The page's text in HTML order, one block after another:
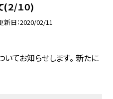
２/１０)
新日 2020/02/11
てお知らせします。 新たに